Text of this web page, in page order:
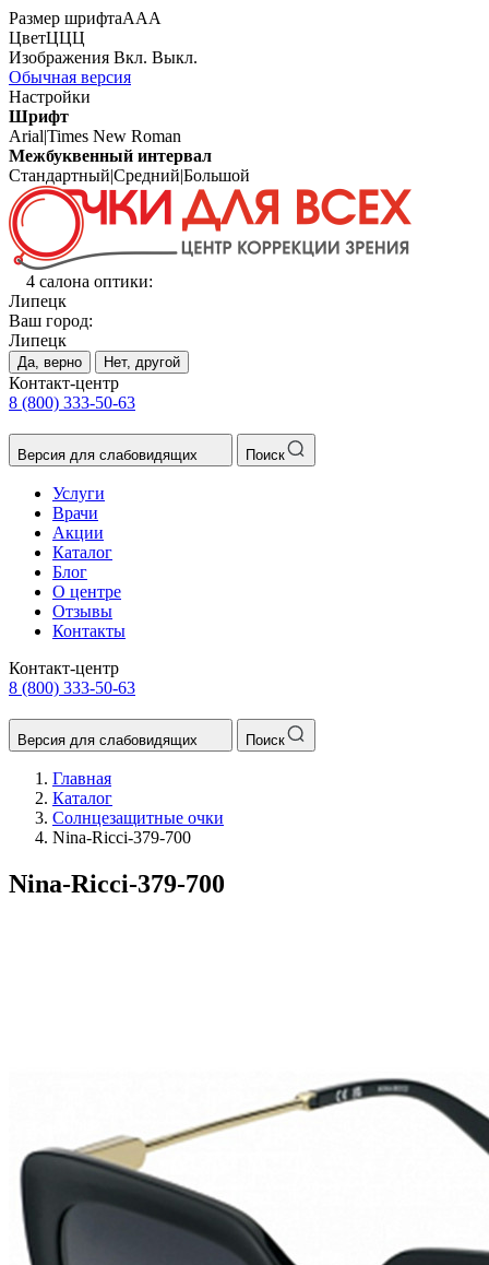
Размер шрифтаААА
ЦветЦЦЦ
Изображения Вкл. Выкл.
Обычная версия
Настройки
Шрифт
Arial|Times New Roman
Межбуквенный интервал
Стандартный|Средний|Большой
4 салона оптики:
Липецк
Ваш город:
Липецк
Да, верно Нет, другой
Контакт-центр
8 (800) 333-50-63
Версия для слабовидящих Поиск
Услуги
Врачи
Акции
Каталог
Блог
О центре
Отзывы
Контакты
Контакт-центр
8 (800) 333-50-63
Версия для слабовидящих Поиск
Главная
Каталог
Солнцезащитные очки
Nina-Ricci-379-700
Nina-Ricci-379-700